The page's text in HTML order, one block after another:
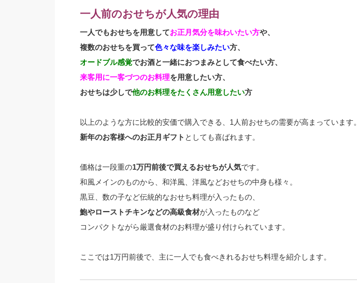
一人前のおせちが人気の理由
一人でもおせちを用意してお正月気分を味わいたい方や、
複数のおせちを買って色々な味を楽しみたい方、
オードブル感覚でお酒と一緒におつまみとして食べたい方、
来客用に一客づつのお料理を用意したい方、
おせちは少しで他のお料理をたくさん用意したい方
以上のような方に比較的安価で購入できる、1人前おせちの需要が高まっています。
新年のお客様へのお正月ギフト としても喜ばれます。
価格は一段重の1万円前後で買えるおせちが人気です。
和風メインのものから、和洋風、洋風などおせちの中身も様々。
黒豆、数の子など伝統的なおせち料理が入ったもの、
鮑やローストチキンなどの高級食材が入ったものなど
コンパクトながら厳選食材のお料理が盛り付けられています。
ここでは1万円前後で、主に一人でも食べきれるおせち料理を紹介します。